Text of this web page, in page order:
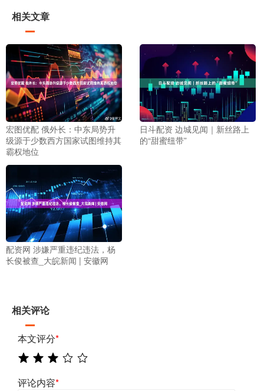
相关文章
宏图优配 俄外长：中东局势升
级源于少数西方国家试图维持其
霸权地位
日斗配资 边城见闻｜新丝路上
的“甜蜜纽带”
配资网 涉嫌严重违纪违法，杨
长俊被查_大皖新闻 | 安徽网
相关评论
本文评分*
评论内容*